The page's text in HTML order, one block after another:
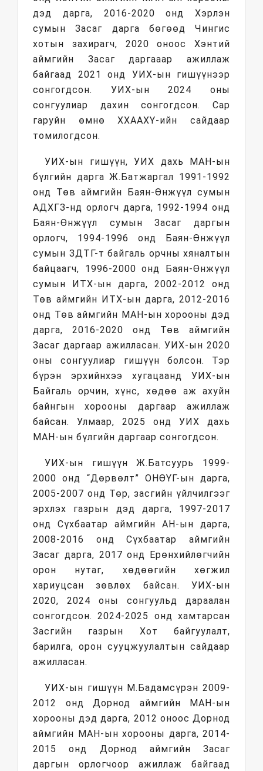
дэд дарга, 2016-2020 онд Хэрлэн
сумын Засаг дарга бөгөөд Чингис
хотын захирагч, 2020 оноос Хэнтий
аймгийн Засаг даргааар ажиллаж
байгаад 2021 онд УИХ-ын гишүүнээр
сонгогдсон. УИХ-ын 2024 оны
сонгуулиар дахин сонгогдсон. Сар
гаруйн өмнө ХХААХҮ-ийн сайдаар
томилогдсон.
УИХ-ын гишүүн, УИХ дахь МАН-ын
бүлгийн дарга Ж.Батжаргал 1991-1992
онд Төв аймгийн Баян-Өнжүүл сумын
АДХГЗ-нд орлогч дарга, 1992-1994 онд
Баян-Өнжүүл сумын Засаг даргын
орлогч, 1994-1996 онд Баян-Өнжүүл
сумын ЗДТГ-т байгаль орчны хяналтын
байцаагч, 1996-2000 онд Баян-Өнжүүл
сумын ИТХ-ын дарга, 2002-2012 онд
Төв аймгийн ИТХ-ын дарга, 2012-2016
онд Төв аймгийн МАН-ын хорооны дэд
дарга, 2016-2020 онд Төв аймгийн
Засаг даргаар ажилласан. УИХ-ын 2020
оны сонгуулиар гишүүн болсон. Тэр
бүрэн эрхийнхээ хугацаанд УИХ-ын
Байгаль орчин, хүнс, хөдөө аж ахуйн
байнгын хорооны даргаар ажиллаж
байсан. Улмаар, 2025 онд УИХ дахь
МАН-ын бүлгийн даргаар сонгогдсон.
УИХ-ын гишүүн Ж.Батсуурь 1999-
2000 онд “Дөрвөлт” ОНӨҮГ-ын дарга,
2005-2007 онд Төр, засгийн үйлчилгээг
эрхлэх газрын дэд дарга, 1997-2017
онд Сүхбаатар аймгийн АН-ын дарга,
2008-2016 онд Сүхбаатар аймгийн
Засаг дарга, 2017 онд Ерөнхийлөгчийн
орон нутаг, хөдөөгийн хөгжил
хариуцсан зөвлөх байсан. УИХ-ын
2020, 2024 оны сонгуульд дараалан
сонгогдсон. 2024-2025 онд хамтарсан
Засгийн газрын Хот байгуулалт,
барилга, орон сууцжуулалтын сайдаар
ажилласан.
УИХ-ын гишүүн М.Бадамсүрэн 2009-
2012 онд Дорнод аймгийн МАН-ын
хорооны дэд дарга, 2012 оноос Дорнод
аймгийн МАН-ын хорооны дарга, 2014-
2015 онд Дорнод аймгийн Засаг
даргын орлогчоор ажиллаж байгаад